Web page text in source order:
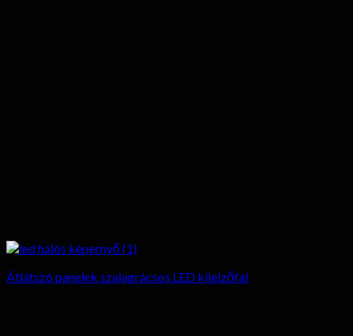
Átlátszó panelek szalagrácsos LED kijelzőfal